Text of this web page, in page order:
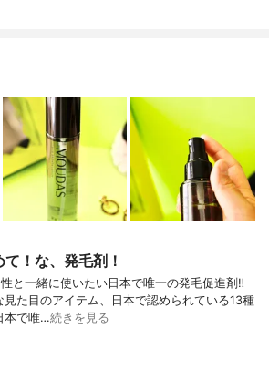
！な、発毛剤！
と一緒に使いたい日本で唯一の発毛促進剤‼︎
た目のアイテム、日本で認められている13種
本で唯…続きを見る